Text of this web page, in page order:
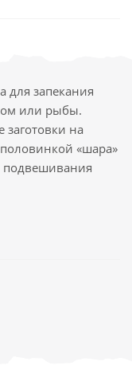
для запекания
или рыбы.
на
половинкой «шара»
подвешивания